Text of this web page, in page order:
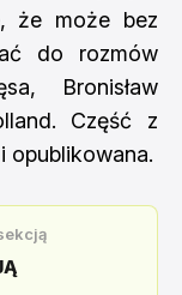
że może bez
do rozmów
Bronisław
Część z
opublikowana.